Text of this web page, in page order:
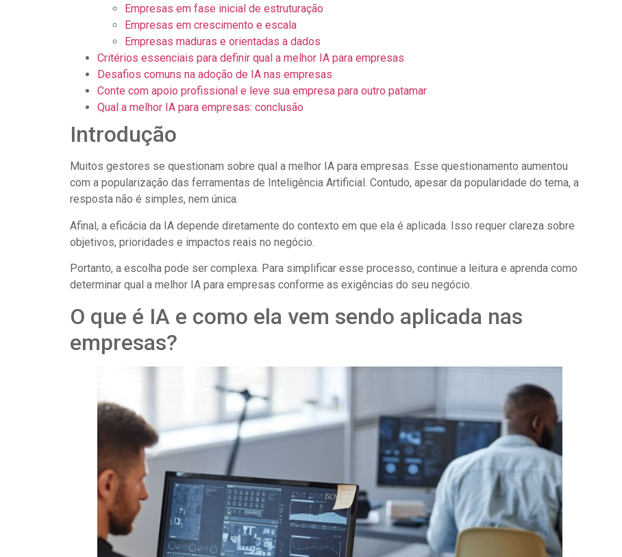
Empresas em fase inicial de estruturação
Empresas em crescimento e escala
Empresas maduras e orientadas a dados
Critérios essenciais para definir qual a melhor IA para empresas
Desafios comuns na adoção de IA nas empresas
Conte com apoio profissional e leve sua empresa para outro patamar
Qual a melhor IA para empresas: conclusão
Introdução
Muitos gestores se questionam sobre qual a melhor IA para empresas. Esse questionamento aumentou
com a popularização das ferramentas de Inteligência Artificial. Contudo, apesar da popularidade do tema, a
resposta não é simples, nem única.
Afinal, a eficácia da IA depende diretamente do contexto em que ela é aplicada. Isso requer clareza sobre
objetivos, prioridades e impactos reais no negócio.
Portanto, a escolha pode ser complexa. Para simplificar esse processo, continue a leitura e aprenda como
determinar qual a melhor IA para empresas conforme as exigências do seu negócio.
O que é IA e como ela vem sendo aplicada nas
empresas?